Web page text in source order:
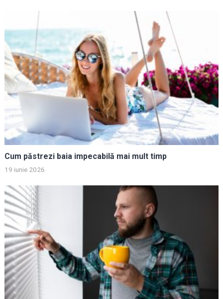
Cum păstrezi baia impecabilă mai mult timp
19 iunie 2026